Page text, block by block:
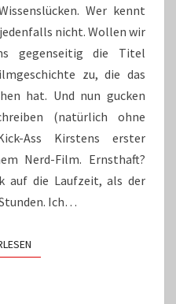
Wer kennt
nicht. Wollen wir
gegenseitig die Titel
zu, die das
hat. Und nun gucken
(natürlich ohne
Ass Kirstens erster
Nerd-Film. Ernsthaft?
auf die Laufzeit, als der
Ich…
WEITERLESEN